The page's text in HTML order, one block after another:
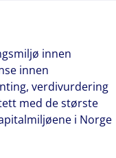
innen
innen
verdivurdering
med de største
i Norge